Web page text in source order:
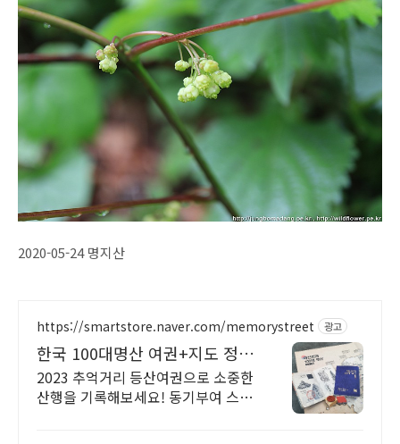
2020-05-24 명지산
https://smartstore.naver.com/memorystreet 광고
한국 100대명산 여권+지도 정상
석 등산여권 스탬프
2023 추억거리 등산여권으로 소중한
산행을 기록해보세요! 동기부여 스탬